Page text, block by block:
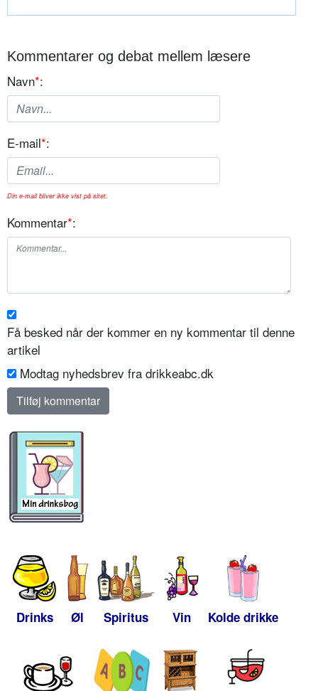
Kommentarer og debat mellem læsere
Navn*:
E-mail*:
Din e-mail bliver ikke vist på sitet.
Kommentar*:
Få besked når der kommer en ny kommentar til denne
artikel
Modtag nyhedsbrev fra drikkeabc.dk
Drinks Øl Spiritus Vin Kolde drikke